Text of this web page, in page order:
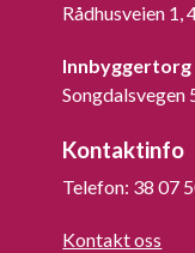
Rådhusveien 1,
Innbyggertorg
Songdalsvegen
Kontaktinfo
Telefon: 38 07
Kontakt oss